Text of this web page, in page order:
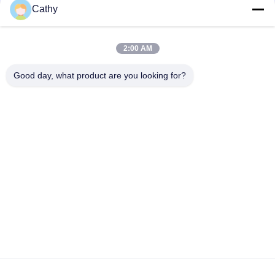
Kreis galvanisiertes Stahlrohr-Zonen-Dämpfer-
pneumatisches Explosions-Tor für Lüftungsanlage
Entstaubungssystem 80mm Hvac-Rohr-Zonen-Dämpfer-
Cathy
2:00 AM
Good day, what product are you looking for?